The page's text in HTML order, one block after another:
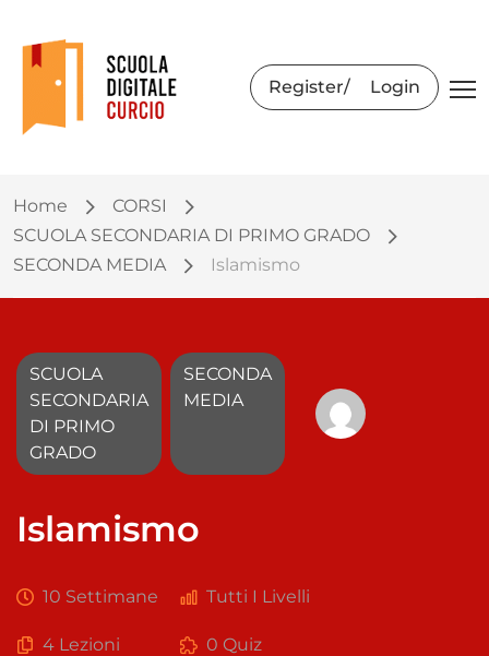
Register Login
Home
CORSI
SCUOLA SECONDARIA DI PRIMO GRADO
SECONDA MEDIA
Islamismo
SCUOLA
SECONDARIA
DI PRIMO
GRADO
SECONDA
MEDIA
Islamismo
10 Settimane Tutti I Livelli
4 Lezioni 0 Quiz